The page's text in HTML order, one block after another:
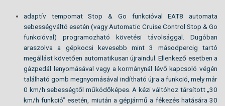
adaptív tempomat Stop & Go funkcióval EAT8 automata
sebességváltó esetén (vagy Automatic Cruise Control Stop & Go
funkcióval) programozható követési távolsággal. Dugóban
araszolva a gépkocsi kevesebb mint 3 másodpercig tartó
megállást követően automatikusan újraindul. Ellenkező esetben a
gázpedál lenyomásával vagy a kormánynál lévő kapcsoló végén
található gomb megnyomásával indítható újra a funkció, mely már
0 km/h sebességtől működőképes. A kézi váltóhoz társított „30
km/h funkció” esetén, miután a gépjármű a fékezés hatására 30